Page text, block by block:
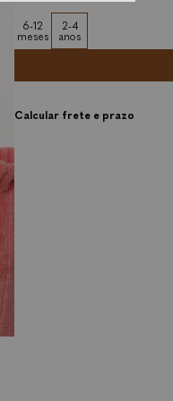
6-12
meses
2-4
anos